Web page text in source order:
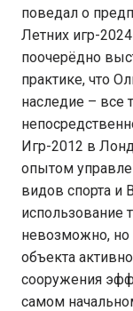
поведал о
Летних игр-
поочерёдно
практике, что
наследие – все
Игр-2012 в
опытом
видов спорта и
использование
невозможно, но
объекта
сооружения
самом